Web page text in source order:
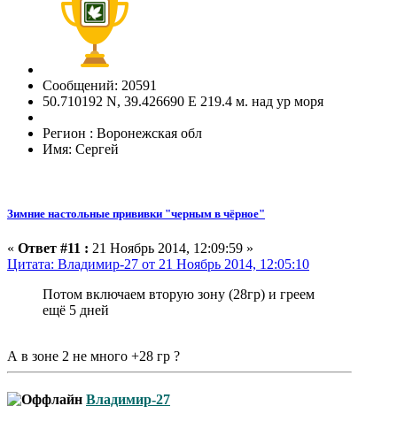
Сообщений: 20591
50.710192 N, 39.426690 E 219.4 м. над ур моря
Регион : Воронежская обл
Имя: Сергей
Зимние настольные прививки "черным в чёрное"
« Ответ #11 : 21 Ноябрь 2014, 12:09:59 »
Цитата: Владимир-27 от 21 Ноябрь 2014, 12:05:10
Потом включаем вторую зону (28гр) и греем
ещё 5 дней
А в зоне 2 не много +28 гр ?
Владимир-27